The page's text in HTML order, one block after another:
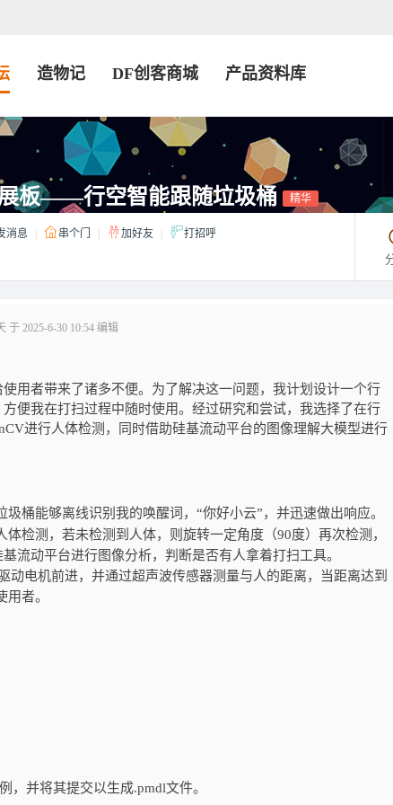
造物记 DF创客商城 产品资料库
板——行空智能跟随垃圾桶 精华
消息 串个门 加好友 打招呼
于 2025-6-30 10:54 编辑
用者带来了诸多不便。为了解决这一问题，我计划设计一个行
便我在打扫过程中随时使用。经过研究和尝试，我选择了在行
进行人体检测，同时借助硅基流动平台的图像理解大模型进行
桶能够离线识别我的唤醒词，“你好小云”，并迅速做出响应。
检测，若未检测到人体，则旋转一定角度（90度）再次检测，
流动平台进行图像分析，判断是否有人拿着打扫工具。
动电机前进，并通过超声波传感器测量与人的距离，当距离达到
者。
，并将其提交以生成.pmdl文件。